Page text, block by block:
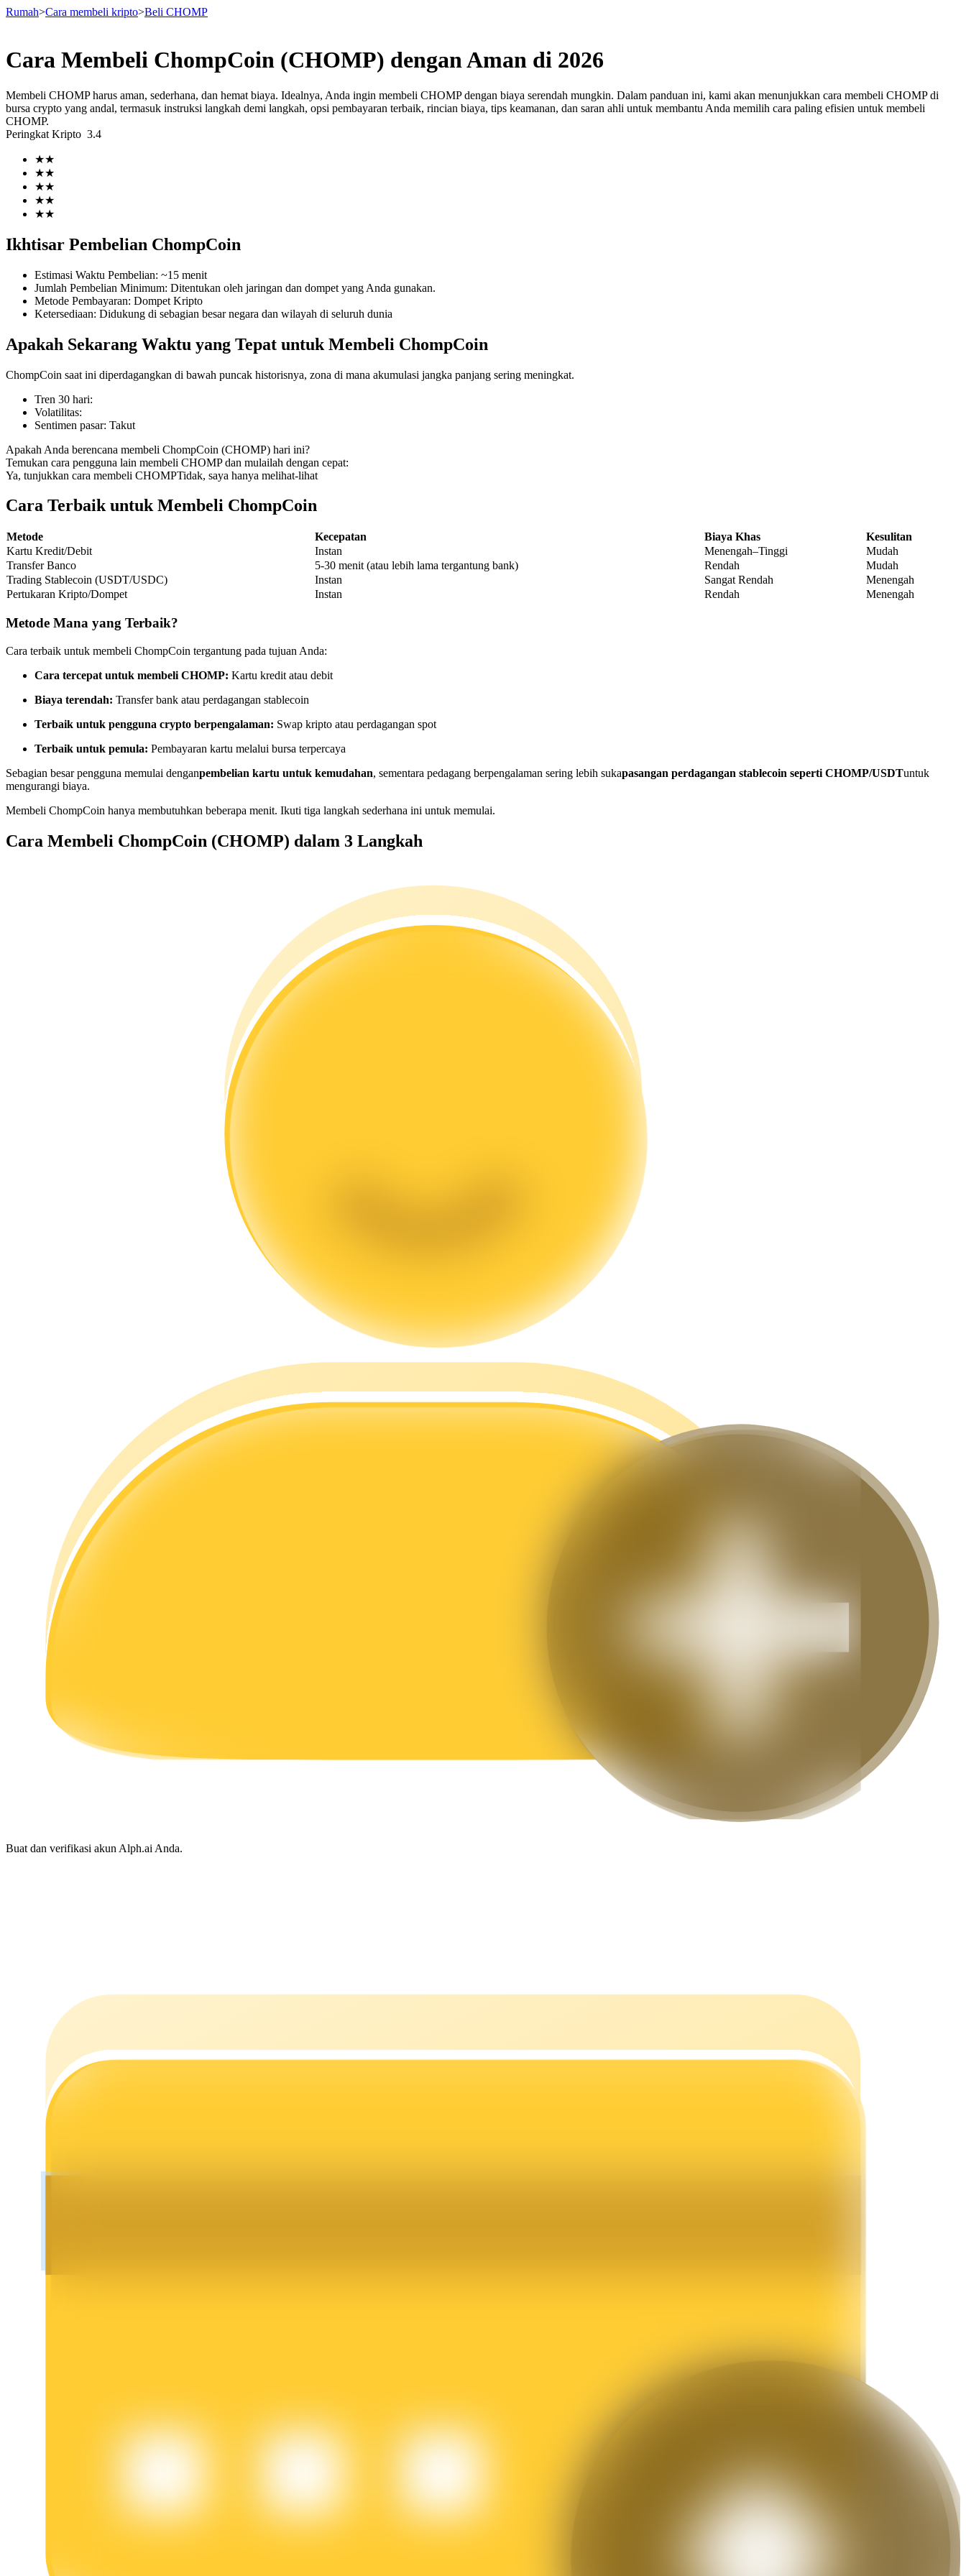
Berjangka
USDT Berjangka
Kontrak berjangka menggunakan USDT sebagai jaminannya
Mata Uang Kripto Berjangka
TradFi
Kontrak berjangka menggunakan USDC sebagai jaminannya
Copy Trading
Nikmati pembagian keuntungan dan komisi copy trading
Analisis data besar termasuk info perdagangan, dll.
Strategi perdagangan
Pelajari cara untuk tetap menghasilkan keuntungan
Menghasilkan
Launchpool
Rumah>Cara membeli kripto>Beli CHOMP
Cara Membeli ChompCoin (CHOMP) dengan Aman di 2026
Membeli CHOMP harus aman, sederhana, dan hemat biaya. Idealnya, Anda ingin membeli CHOMP dengan biaya serendah mungkin. Dalam panduan ini, kami akan menunjukkan cara membeli CHOMP di
bursa crypto yang andal, termasuk instruksi langkah demi langkah, opsi pembayaran terbaik, rincian biaya, tips keamanan, dan saran ahli untuk membantu Anda memilih cara paling efisien untuk membeli
CHOMP.
Peringkat Kripto 3.4
★★
★★
★★
★★
★★
Ikhtisar Pembelian ChompCoin
Estimasi Waktu Pembelian: ~15 menit
Jumlah Pembelian Minimum: Ditentukan oleh jaringan dan dompet yang Anda gunakan.
Metode Pembayaran: Dompet Kripto
Ketersediaan: Didukung di sebagian besar negara dan wilayah di seluruh dunia
Apakah Sekarang Waktu yang Tepat untuk Membeli ChompCoin
ChompCoin saat ini diperdagangkan di bawah puncak historisnya, zona di mana akumulasi jangka panjang sering meningkat.
Tren 30 hari:
Volatilitas:
Sentimen pasar: Takut
Apakah Anda berencana membeli ChompCoin (CHOMP) hari ini?
Temukan cara pengguna lain membeli CHOMP dan mulailah dengan cepat:
Ya, tunjukkan cara membeli CHOMPTidak, saya hanya melihat-lihat
Cara Terbaik untuk Membeli ChompCoin
Metode Kecepatan Biaya Khas
Kesulitan
Kartu Kredit/Debit
Instan Menengah–Tinggi
Mudah
Transfer Banco
5-30 menit (atau lebih lama tergantung bank) Rendah
Mudah
Trading Stablecoin (USDT/USDC)
Instan Sangat Rendah
Menengah
Pertukaran Kripto/Dompet
Instan Rendah Menengah
Metode Mana yang Terbaik?
Cara terbaik untuk membeli ChompCoin tergantung pada tujuan Anda:
Cara tercepat untuk membeli CHOMP: Kartu kredit atau debit
Biaya terendah: Transfer bank atau perdagangan stablecoin
Terbaik untuk pengguna crypto berpengalaman: Swap kripto atau perdagangan spot
Terbaik untuk pemula: Pembayaran kartu melalui bursa terpercaya
Sebagian besar pengguna memulai denganpembelian kartu untuk kemudahan, sementara pedagang berpengalaman sering lebih sukapasangan perdagangan stablecoin seperti CHOMP/USDTuntuk
mengurangi biaya.
Membeli ChompCoin hanya membutuhkan beberapa menit. Ikuti tiga langkah sederhana ini untuk memulai.
Cara Membeli ChompCoin (CHOMP) dalam 3 Langkah
Buat dan verifikasi akun Alph.ai Anda.